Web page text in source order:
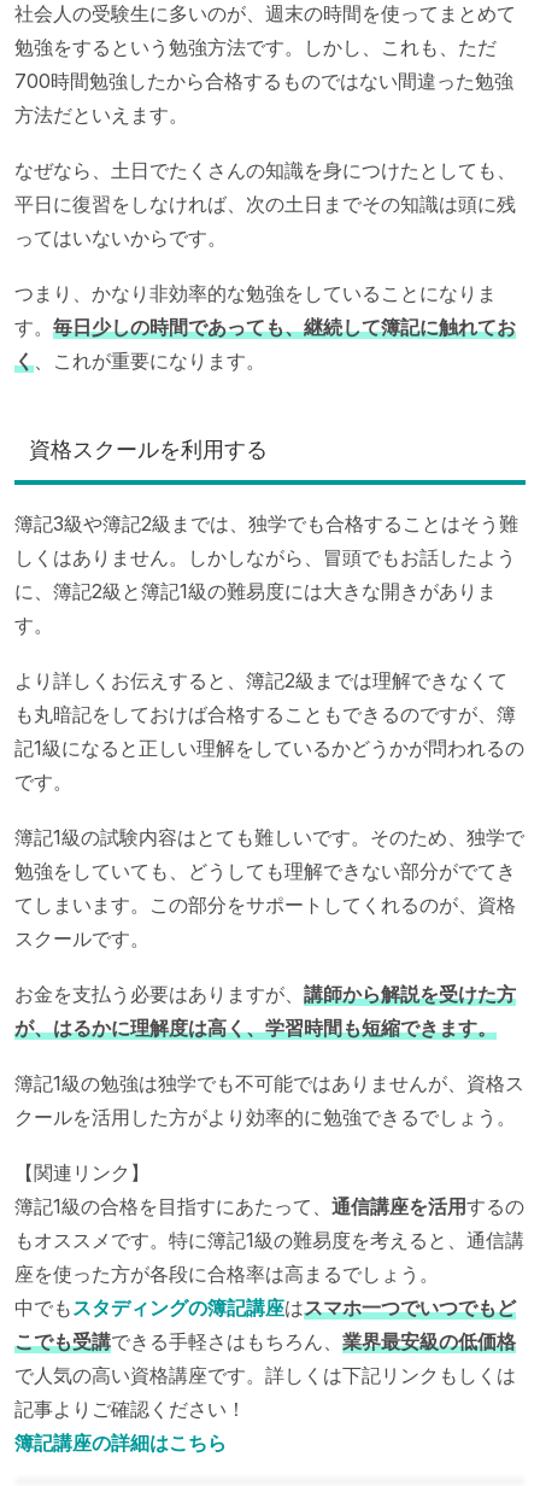
社会人の受験生に多いのが、週末の時間を使ってまとめて
勉強をするという勉強方法です。しかし、これも、ただ
700時間勉強したから合格するものではない間違った勉強
方法だといえます。
なぜなら、土日でたくさんの知識を身につけたとしても、
平日に復習をしなければ、次の土日までその知識は頭に残
ってはいないからです。
つまり、かなり非効率的な勉強をしていることになりま
す。 毎日少しの時間であっても、継続して簿記に触れてお
く、これが重要になります。
資格スクールを利用する
簿記3級や簿記2級までは、独学でも合格することはそう難
しくはありません。しかしながら、冒頭でもお話したよう
に、簿記2級と簿記1級の難易度には大きな開きがありま
す。
より詳しくお伝えすると、簿記2級までは理解できなくて
も丸暗記をしておけば合格することもできるのですが、簿
記1級になると正しい理解をしているかどうかが問われるの
です。
簿記1級の試験内容はとても難しいです。そのため、独学で
勉強をしていても、どうしても理解できない部分がでてき
てしまいます。この部分をサポートしてくれるのが、資格
スクールです。
お金を支払う必要はありますが、 講師から解説を受けた方
が、はるかに理解度は高く、学習時間も短縮できます。
簿記1級の勉強は独学でも不可能ではありませんが、資格ス
クールを活用した方がより効率的に勉強できるでしょう。
【関連リンク】
簿記1級の合格を目指すにあたって、 通信講座を活用するの
もオススメです。特に簿記1級の難易度を考えると、通信講
座を使った方が各段に合格率は高まるでしょう。
中でもスタディングの簿記講座はスマホ一つでいつでもど
こでも受講できる手軽さはもちろん、 業界最安級の低価格
で人気の高い資格講座です。詳しくは下記リンクもしくは
記事よりご確認ください！
簿記講座の詳細はこちら